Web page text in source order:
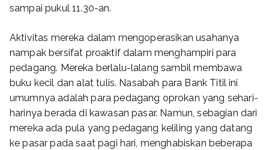
sampai pukul 11.30-an.
Aktivitas mereka dalam mengoperasikan usahanya
nampak bersifat proaktif dalam menghampiri para
pedagang. Mereka berlalu-lalang sambil membawa
buku kecil dan alat tulis. Nasabah para Bank Titil ini
umumnya adalah para pedagang oprokan yang sehari-
harinya berada di kawasan pasar. Namun, sebagian dari
mereka ada pula yang pedagang keliling yang datang
ke pasar pada saat pagi hari, menghabiskan beberapa